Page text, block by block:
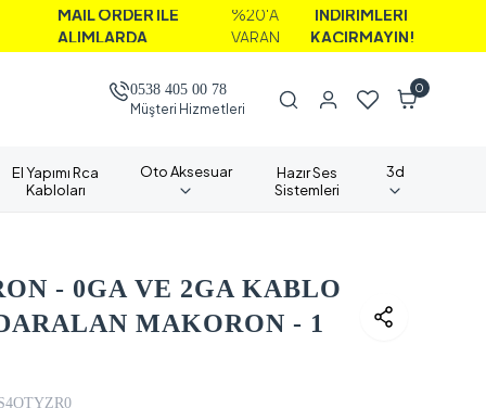
ORDER İLE
%20'A
İNDİRİMLERİ
KAÇIRMAYIN!
0538 405 00 78
Müşteri Hizmetleri
0
El Yapımı Rca
Kabloları
Oto Aksesuar
Hazır Ses
Sistemleri
3d
- 0GA VE 2GA KABLO
MAKORON - 1